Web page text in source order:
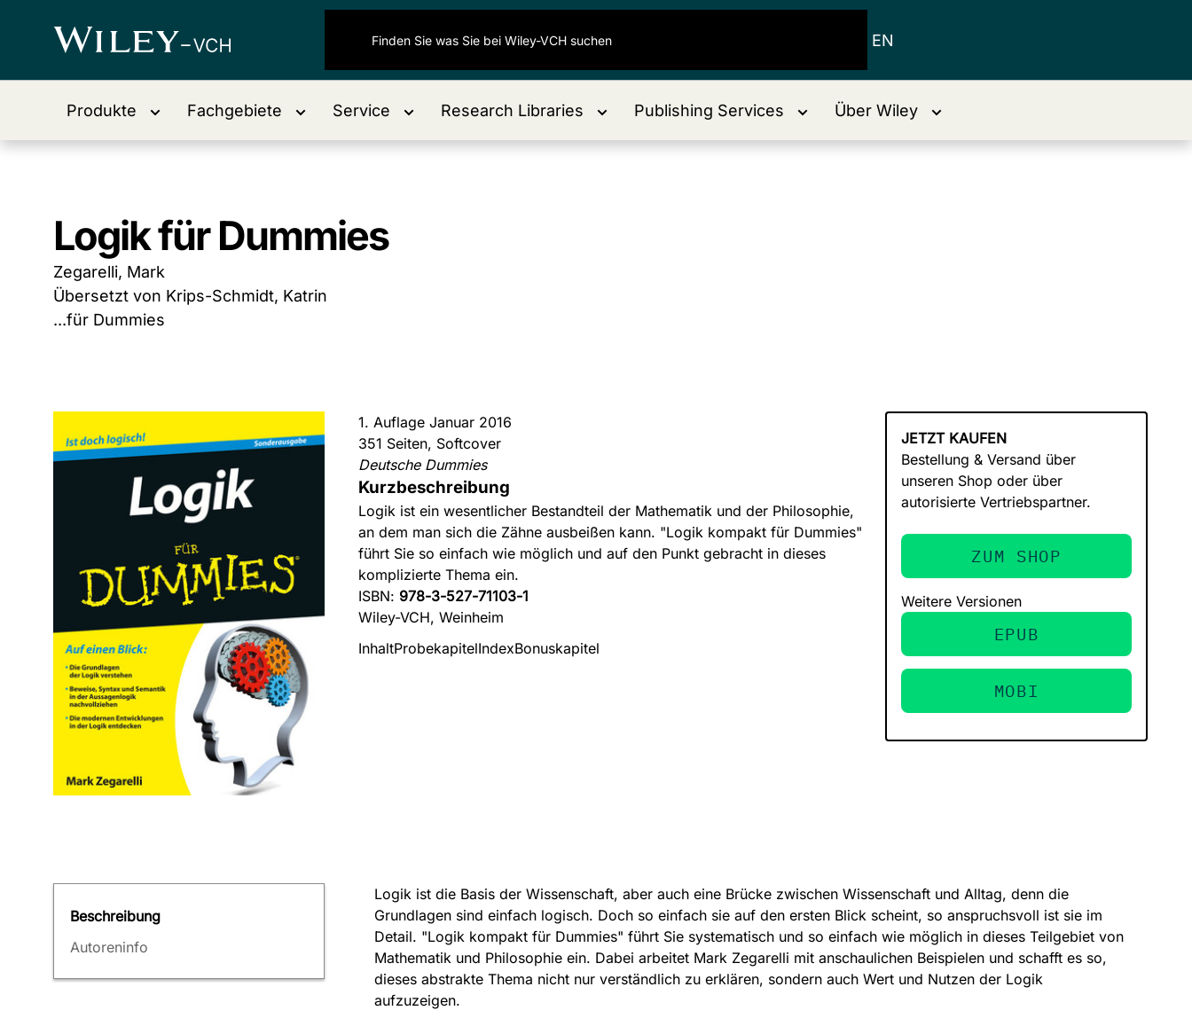
EN
Produkte Fachgebiete Service Research Libraries Publishing Services Über Wiley
Logik für Dummies
Zegarelli, Mark
Übersetzt von Krips-Schmidt, Katrin
...für Dummies
1. Auflage Januar 2016
351 Seiten, Softcover
Deutsche Dummies
Kurzbeschreibung
Logik ist ein wesentlicher Bestandteil der Mathematik und der Philosophie,
an dem man sich die Zähne ausbeißen kann. "Logik kompakt für Dummies"
führt Sie so einfach wie möglich und auf den Punkt gebracht in dieses
komplizierte Thema ein.
ISBN: 978-3-527-71103-1
Wiley-VCH, Weinheim
InhaltProbekapitelIndexBonuskapitel
JETZT KAUFEN
Bestellung & Versand über
unseren Shop oder über
autorisierte Vertriebspartner.
ZUM SHOP
Weitere Versionen
EPUB
MOBI
Beschreibung
Autoreninfo
Logik ist die Basis der Wissenschaft, aber auch eine Brücke zwischen Wissenschaft und Alltag, denn die
Grundlagen sind einfach logisch. Doch so einfach sie auf den ersten Blick scheint, so anspruchsvoll ist sie im
Detail. "Logik kompakt für Dummies" führt Sie systematisch und so einfach wie möglich in dieses Teilgebiet von
Mathematik und Philosophie ein. Dabei arbeitet Mark Zegarelli mit anschaulichen Beispielen und schafft es so,
dieses abstrakte Thema nicht nur verständlich zu erklären, sondern auch Wert und Nutzen der Logik
aufzuzeigen.